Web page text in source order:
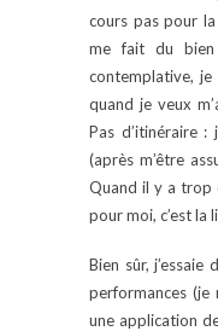
cours pas pour
me fait du bien
contemplative, je
quand je veux
Pas d’itinéraire
(après m’être
Quand il y a trop
pour moi, c’est la
Bien sûr, j’essaie
performances (je
une application